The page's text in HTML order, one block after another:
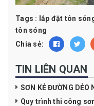
Tags : lắp đặt tôn
tôn sóng
Chia sẻ:
TIN LIÊN QUAN
SƠN KẺ ĐƯỜNG DẺO
Quy trình thi công